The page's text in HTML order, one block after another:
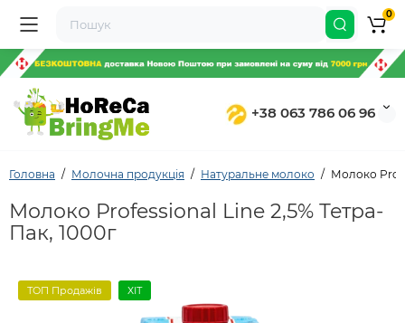
+38 063 786 06 96
0
Головна Молочна продукція Натуральне молоко Молоко
Молоко Professional Line 2,5% Тетра-
Пак, 1000г
ТОП Продажів ХІТ